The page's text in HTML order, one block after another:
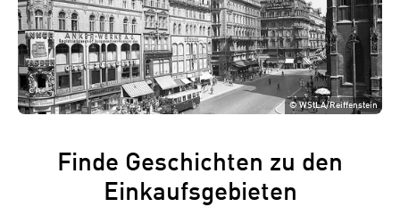
©WStLA/Reiffenstein
Finde Geschichten zu den
Einkaufsgebieten